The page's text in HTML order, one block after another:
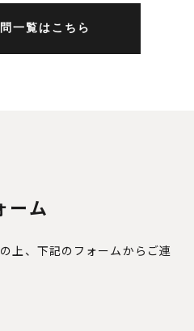
一覧はこちら
ーム
上、下記のフォームからご連